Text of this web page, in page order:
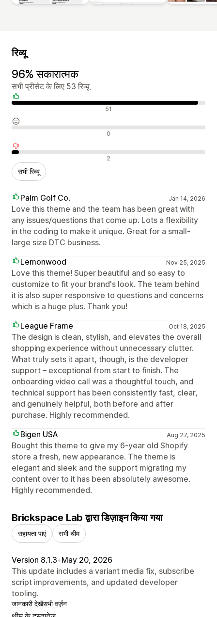
रिव्यू
96% सकारात्मक
सभी प्रीसेट के लिए 53 रिव्यू
सकारात्मक रिव्यू 51
न्यूट्रल रिव्यू 0
नकारात्मक रिव्यू 2
सभी रिव्यू
Palm Golf Co. Jan 14, 2026
Love this theme and the team has been great with
any issues/questions that come up. Lots a flexibility
in the coding to make it unique. Great for a small-
large size DTC business.
Lemonwood
Nov 25, 2025
Love this theme! Super beautiful and so easy to
customize to fit your brand's look. The team behind
it is also super responsive to questions and concerns
which is a huge plus. Thank you!
League Frame
Oct 18, 2025
The design is clean, stylish, and elevates the overall
shopping experience without unnecessary clutter.
What truly sets it apart, though, is the developer
support – exceptional from start to finish. The
onboarding video call was a thoughtful touch, and
technical support has been consistently fast, clear,
and genuinely helpful, both before and after
purchase. Highly recommended.
Bigen USA
Aug 27, 2025
Bought this theme to give my 6-year old Shopify
store a fresh, new appearance. The theme is
elegant and sleek and the support migrating my
content over to it has been absolutely awesome.
Highly recommended.
Brickspace Lab द्वारा डिज़ाइन किया गया
सहायता पाएं सभी थीम
Version 8.1.3•May 20, 2026
This update includes a variant media fix, subscribe
script improvements, and updated developer
tooling.
जानकारी देखेंसभी वर्ज़न